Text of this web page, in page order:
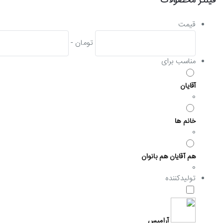
قیمت
تومان -
مناسب برای
آقایان
0
خانم ها
0
هم آقایان هم بانوان
0
تولیدکننده